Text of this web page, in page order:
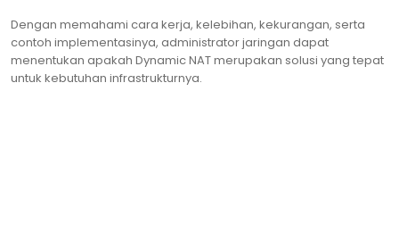
Dengan memahami cara kerja, kelebihan, kekurangan, serta
contoh implementasinya, administrator jaringan dapat
menentukan apakah Dynamic NAT merupakan solusi yang tepat
untuk kebutuhan infrastrukturnya.